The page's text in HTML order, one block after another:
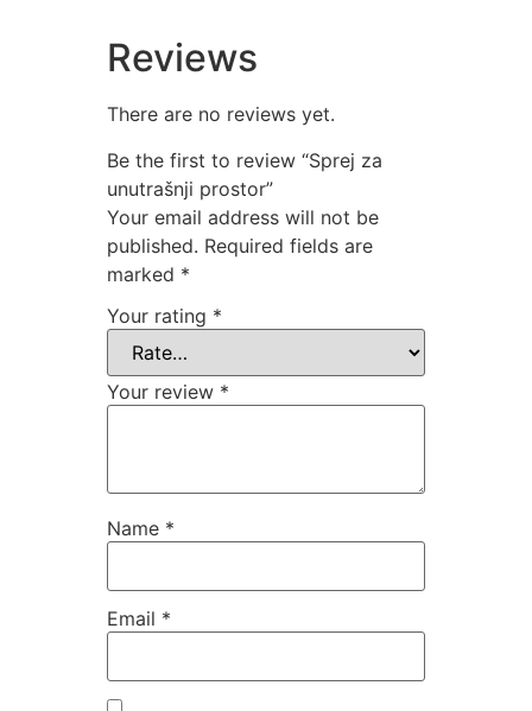
Reviews
There are no reviews yet.
Be the first to review “Sprej za
unutrašnji prostor”
Your email address will not be
published. Required fields are
marked *
Your rating *
Your review *
Name *
Email *